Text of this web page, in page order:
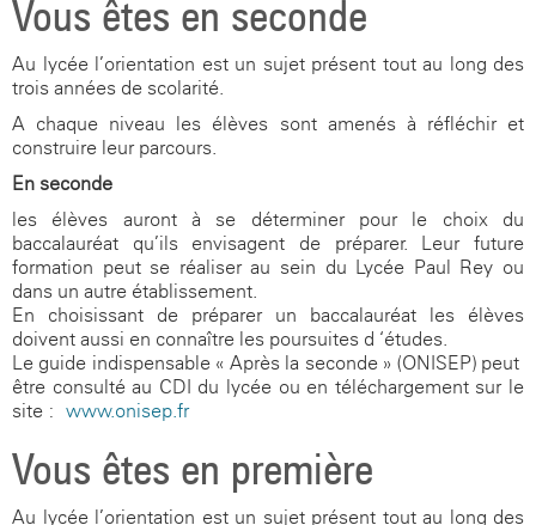
Vous êtes en seconde
Au lycée l’orientation est un sujet présent tout au long des
trois années de scolarité.
A chaque niveau les élèves sont amenés à réfléchir et
construire leur parcours.
En seconde
les élèves auront à se déterminer pour le choix du
baccalauréat qu’ils envisagent de préparer. Leur future
formation peut se réaliser au sein du Lycée Paul Rey ou
dans un autre établissement.
En choisissant de préparer un baccalauréat les élèves
doivent aussi en connaître les poursuites d ‘études.
Le guide indispensable « Après la seconde » (ONISEP) peut-
être consulté au CDI du lycée ou en téléchargement sur le
site : www.onisep.fr
Vous êtes en première
Au lycée l’orientation est un sujet présent tout au long des